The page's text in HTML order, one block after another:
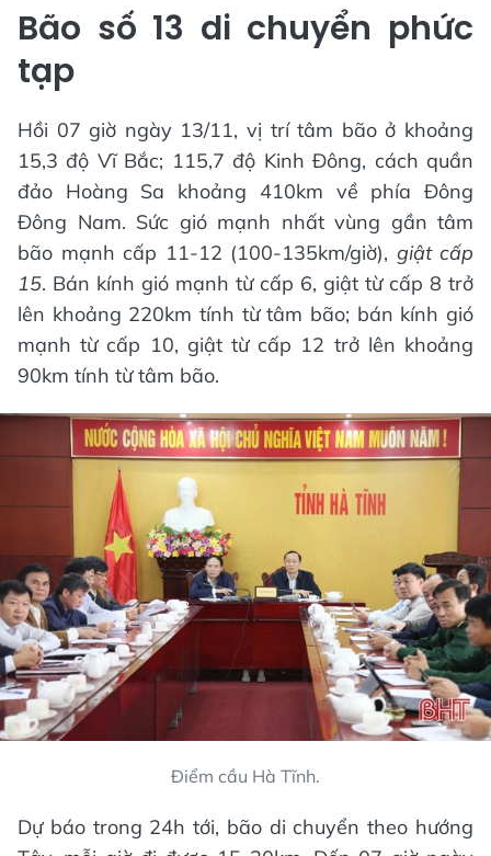
Bão số 13 di chuyển phức
tạp
Hồi 07 giờ ngày 13/11, vị trí tâm bão ở khoảng
15,3 độ Vĩ Bắc; 115,7 độ Kinh Đông, cách quần
đảo Hoàng Sa khoảng 410km về phía Đông
Đông Nam. Sức gió mạnh nhất vùng gần tâm
bão mạnh cấp 11-12 (100-135km/giờ), giật cấp
15. Bán kính gió mạnh từ cấp 6, giật từ cấp 8 trở
lên khoảng 220km tính từ tâm bão; bán kính gió
mạnh từ cấp 10, giật từ cấp 12 trở lên khoảng
90km tính từ tâm bão.
Điểm cầu Hà Tĩnh.
Dự báo trong 24h tới, bão di chuyển theo hướng